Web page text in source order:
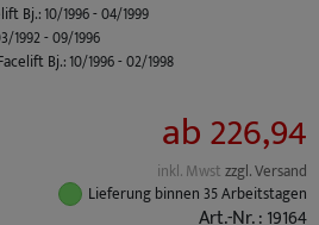
Bj.: 10/1996 - 04/1999
1992 - 09/1996
Bj.: 10/1996 - 02/1998
09/1990 - 09/1996
Standard Bj.: 10/1992 - 10/1995
S50B32) Facelift Bj.: 10/1995 - 04/1999
Facelift Bj.: 10/1995 - 04/1999
Bj.: 10/1996 - 05/1999
ab 226,94
inkl. Mwstzzgl. Versand
Lieferung binnen 35 Arbeitstagen
Art.-Nr. : 19164